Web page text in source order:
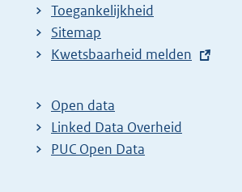
Toegankelijkheid
Sitemap
E
t
e
r
Kwetsbaarheid melden
Open data
Linked Data Overheid
PUC Open Data